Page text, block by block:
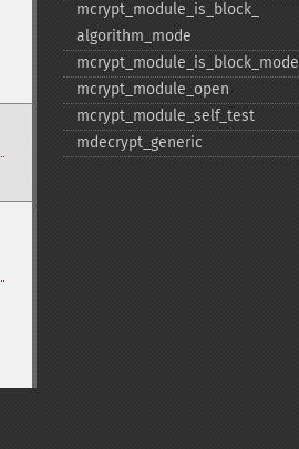
mcrypt_​module_​is_​block_​
algorithm_​mode
mcrypt_​module_​is_​block_​mode
mcrypt_​module_​open
mcrypt_​module_​self_​test
mdecrypt_​generic